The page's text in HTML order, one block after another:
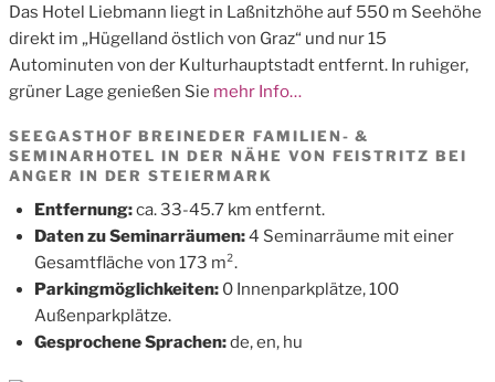
Das Hotel Liebmann liegt in Laßnitzhöhe auf 550 m Seehöhe
direkt im „Hügelland östlich von Graz“ und nur 15
Autominuten von der Kulturhauptstadt entfernt. In ruhiger,
grüner Lage genießen Sie mehr Info…
SEEGASTHOF BREINEDER FAMILIEN- &
SEMINARHOTEL IN DER NÄHE VON FEISTRITZ BEI
ANGER IN DER STEIERMARK
Entfernung:ca. 33-45.7 km entfernt.
Daten zu Seminarräumen:4 Seminarräume mit einer
Gesamtfläche von 173 m².
Parkingmöglichkeiten: 0 Innenparkplätze, 100
Außenparkplätze.
Gesprochene Sprachen:de, en, hu